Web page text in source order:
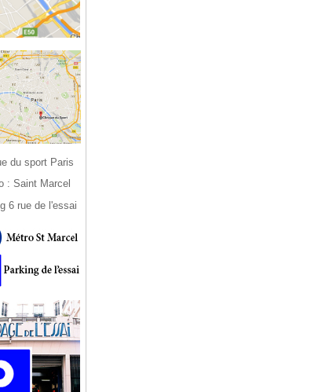
du sport Paris
: Saint Marcel
6 rue de l'essai